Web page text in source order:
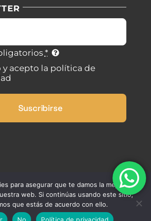
uso
*
y acepto la política de
Suscribirse
para asegurar que te damos la mejor
web. Si continúas usando este sitio,
que estás de acuerdo con ello.
No Política de privacidad